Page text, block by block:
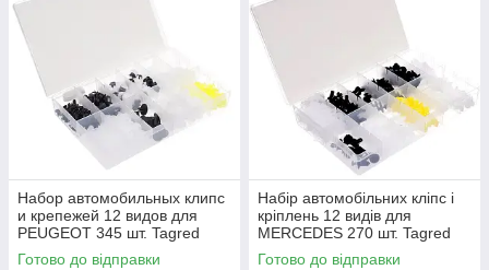
Набор автомобильных клипс
и крепежей 12 видов для
PEUGEOT 345 шт. Tagred
TA1142
Готово до відправки
Набір автомобільних кліпс і
кріплень 12 видів для
MERCEDES 270 шт. Tagred
TA1148
Готово до відправки